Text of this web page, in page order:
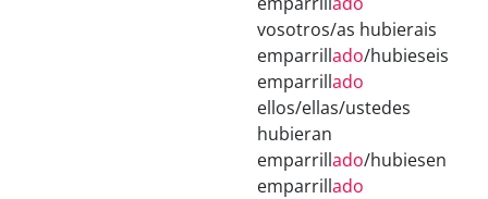
vosotros/as hubierais
emparrillado/hubieseis
emparrillado
ellos/ellas/ustedes
hubieran
emparrillado/hubiesen
emparrillado